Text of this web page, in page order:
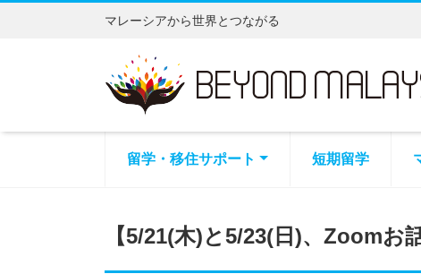
マレーシアから世界とつながる
留学・移住サポート 短期留学
【5/21(木)と5/23(日)、Zoomお